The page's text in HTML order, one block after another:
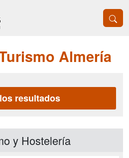
Almería
resultados
y Hostelería